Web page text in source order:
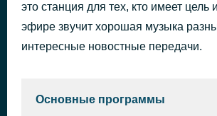
это станция для тех, кто имеет цель
эфире звучит хорошая музыка
интересные новостные передачи.
Основные программы